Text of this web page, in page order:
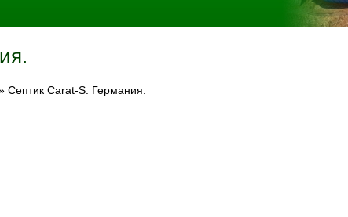
Септик Carat-S. Германия.